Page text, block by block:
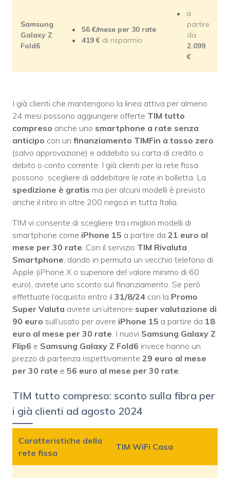
Samsung
Galaxy Z
Fold6
56€/mese per 30 rate
419€ di risparmio
a
partire
da
2.099
€
I già clienti che mantengono la linea attiva per almeno
24 mesi possono aggiungere offerte TIM tutto
compreso anche uno smartphone a rate senza
anticipo con un finanziamento TIMFin a tasso zero
(salvo approvazione) e addebito su carta di credito o
debito o conto corrente. I già clienti per la rete fissa
possono scegliere di addebitare le rate in bolletta. La
spedizione è gratis ma per alcuni modelli è previsto
anche il ritiro in oltre 200 negozi in tutta Italia.
TIM vi consente di scegliere tra i migliori modelli di
smartphone come iPhone 15 a partire da 21 euro al
mese per 30 rate. Con il servizio TIM Rivaluta
Smartphone, dando in permuta un vecchio telefono di
Apple (iPhone X o superiore del valore minimo di 60
euro), avrete uno sconto sul finanziamento. Se però
effettuate l’acquisto entro il 31/8/24 con la Promo
Super Valuta avrete un’ulteriore super valutazione di
90 euro sull’usato per avere iPhone 15 a partire da 18
euro al mese per 30 rate. I nuovi Samsung Galaxy Z
Flip6 e Samsung Galaxy Z Fold6 invece hanno un
prezzo di partenza rispettivamente 29 euro al mese
per 30 rate e 56 euro al mese per 30 rate.
TIM tutto compreso: sconto sulla fibra per
i già clienti ad agosto 2024
Caratteristiche della
rete fissa
TIM WiFi Casa